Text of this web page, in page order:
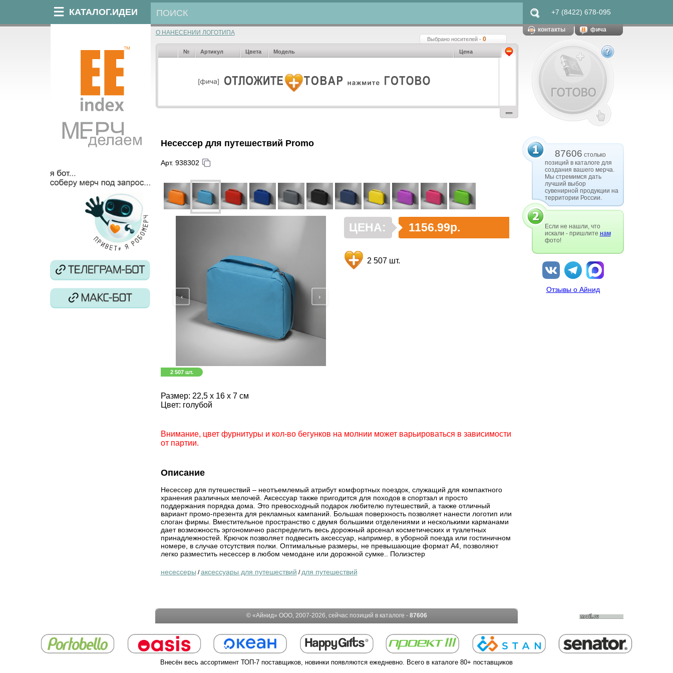
КАТАЛОГ.ИДЕИ +7 (8422) 678-095
О НАНЕСЕНИИ ЛОГОТИПА
Выбрано носителей - 0
№ Артикул Цвета Модель Цена
Несессер для путешествий Promo
Арт. 938302
2 507 шт.
‹ ›
ЦЕНА: 1156.99р.
2 507 шт.
Размер: 22,5 x 16 x 7 см
Цвет: голубой
Внимание, цвет фурнитуры и кол-во бегунков на молнии может варьироваться в зависимости
от партии.
Описание
Несессер для путешествий – неотъемлемый атрибут комфортных поездок, служащий для компактного
хранения различных мелочей. Аксессуар также пригодится для походов в спортзал и просто
поддержания порядка дома. Это превосходный подарок любителю путешествий, а также отличный
вариант промо-презента для рекламных кампаний. Большая поверхность позволяет нанести логотип или
слоган фирмы. Вместительное пространство с двумя большими отделениями и несколькими карманами
дает возможность эргономично распределить весь дорожный арсенал косметических и туалетных
принадлежностей. Крючок позволяет подвесить аксессуар, например, в уборной поезда или гостиничном
номере, в случае отсутствия полки. Оптимальные размеры, не превышающие формат А4, позволяют
легко разместить несессер в любом чемодане или дорожной сумке.. Полиэстер
несессеры /аксессуары для путешествий /для путешествий
контакты фича
87606 столько
позиций в каталоге для
создания вашего мерча.
Мы стремимся дать
лучший выбор
сувенирной продукции на
территории России.
Если не нашли, что
искали - пришлите нам
фото!
Отзывы о Айнид
© «Айнид» ООО, 2007-2026, сейчас позиций в каталоге - 87606
Внесён весь ассортимент ТОП-7 поставщиков, новинки появляются ежедневно. Всего в каталоге 80+ поставщиков